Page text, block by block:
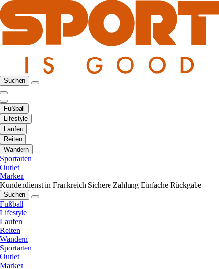
Suchen
Fußball
Lifestyle
Laufen
Reiten
Wandern
Sportarten
Outlet
Marken
Kundendienst in Frankreich Sichere Zahlung Einfache Rückgabe
Suchen
Fußball
Lifestyle
Laufen
Reiten
Wandern
Sportarten
Outlet
Marken